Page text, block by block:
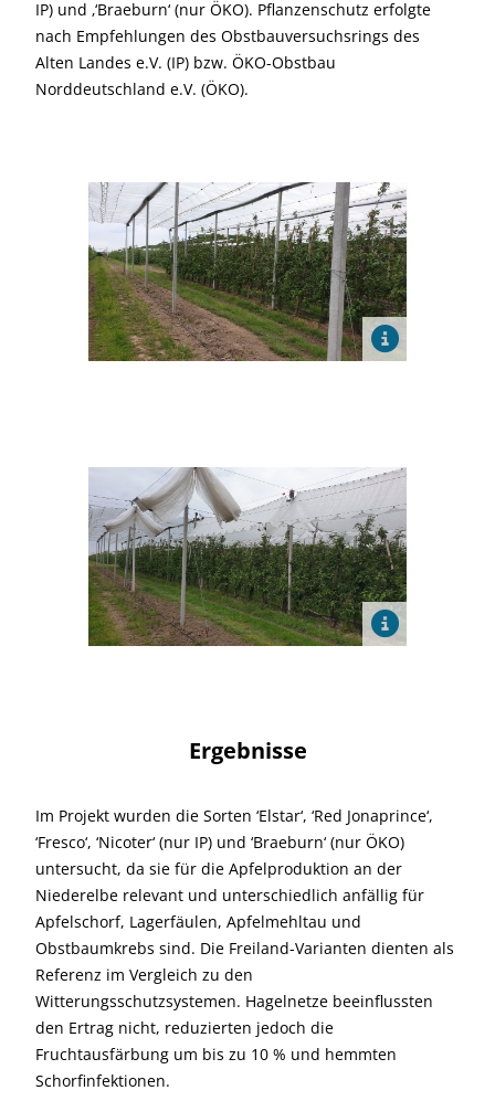
IP) und ‚‘Braeburn‘ (nur ÖKO). Pflanzenschutz erfolgte
nach Empfehlungen des Obstbauversuchsrings des
Alten Landes e.V. (IP) bzw. ÖKO-Obstbau
Norddeutschland e.V. (ÖKO).
Ergebnisse
Im Projekt wurden die Sorten ‘Elstar‘, ‘Red Jonaprince‘,
‘Fresco‘, ‘Nicoter‘ (nur IP) und ‘Braeburn‘ (nur ÖKO)
untersucht, da sie für die Apfelproduktion an der
Niederelbe relevant und unterschiedlich anfällig für
Apfelschorf, Lagerfäulen, Apfelmehltau und
Obstbaumkrebs sind. Die Freiland-Varianten dienten als
Referenz im Vergleich zu den
Witterungsschutzsystemen. Hagelnetze beeinflussten
den Ertrag nicht, reduzierten jedoch die
Fruchtausfärbung um bis zu 10 % und hemmten
Schorfinfektionen.